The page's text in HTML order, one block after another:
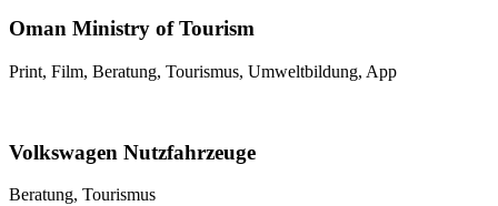
Oman Ministry of Tourism
Print, Film, Beratung, Tourismus, Umweltbildung, App
Volkswagen Nutzfahrzeuge
Beratung, Tourismus